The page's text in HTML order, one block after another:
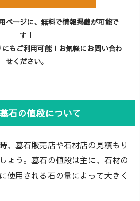
ページに、無料で情報掲載が可能で
す！
もご利用可能！お気軽にお問い合わ
せください。
石の値段について
、墓石販売店や石材店の見積もり
ょう。墓石の値段は主に、石材の
使用される石の量によって大きく